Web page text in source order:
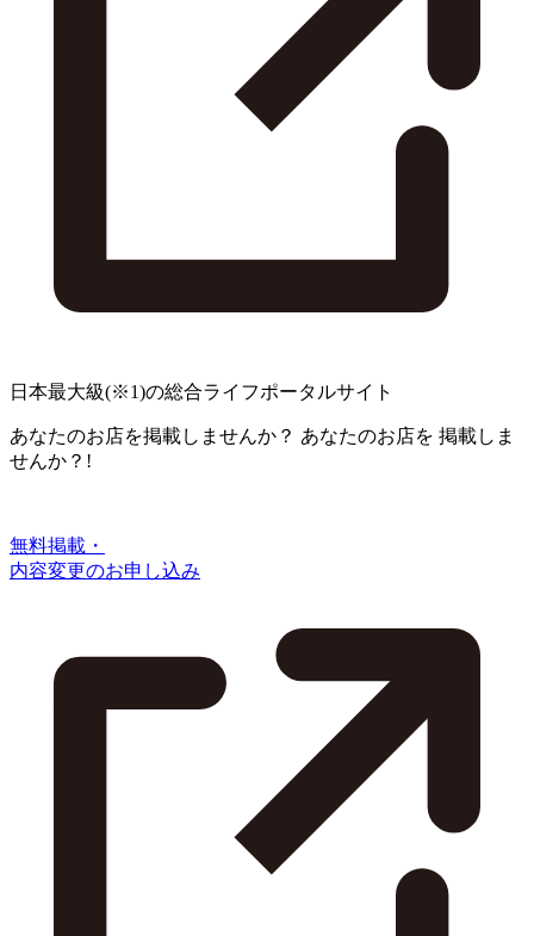
日本最大級(※1)の総合ライフポータルサイト
あなたのお店を掲載しませんか？ あなたのお店を 掲載しま
せんか？!
無料掲載・
内容変更のお申し込み